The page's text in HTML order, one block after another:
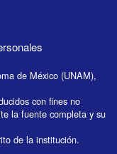
de México (UNAM),
con fines no
la fuente completa y su
de la institución.